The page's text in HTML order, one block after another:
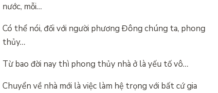
nước, mỗi…
Có thể nói, đối với người phương Đông chúng ta, phong
thủy…
Từ bao đời nay thì phong thủy nhà ở là yếu tố vô…
Chuyển về nhà mới là việc làm hệ trọng với bất cứ gia